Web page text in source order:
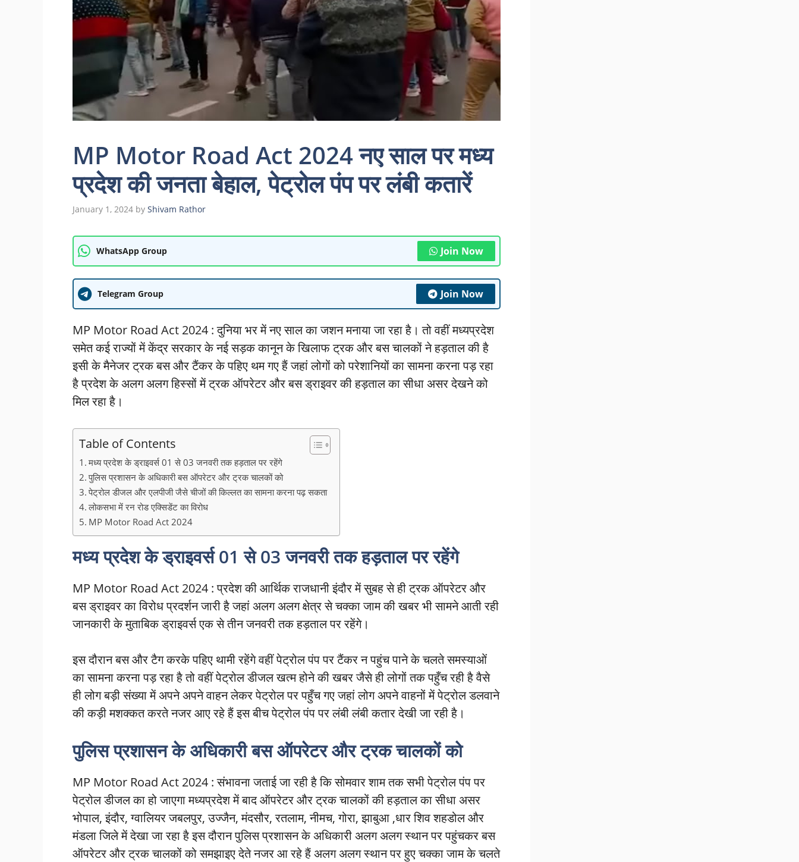
MP Motor Road Act 2024 नए साल पर मध्य
प्रदेश की जनता बेहाल, पेट्रोल पंप पर लंबी कतारें
January 1, 2024 by Shivam Rathor
WhatsApp Group Join Now
Telegram Group Join Now
MP Motor Road Act 2024 : दुनिया भर में नए साल का जशन मनाया जा रहा है। तो वहीं मध्यप्रदेश
समेत कई राज्यों में केंद्र सरकार के नई सड़क कानून के खिलाफ ट्रक और बस चालकों ने हड़ताल की है
इसी के मैनेजर ट्रक बस और टैंकर के पहिए थम गए हैं जहां लोगों को परेशानियों का सामना करना पड़ रहा
है प्रदेश के अलग अलग हिस्सों में ट्रक ऑपरेटर और बस ड्राइवर की हड़ताल का सीधा असर देखने को
मिल रहा है।
Table of Contents
मध्य प्रदेश के ड्राइवर्स 01 से 03 जनवरी तक हड़ताल पर रहेंगे
पुलिस प्रशासन के अधिकारी बस ऑपरेटर और ट्रक चालकों को
पेट्रोल डीजल और एलपीजी जैसे चीजों की किल्लत का सामना करना पढ़ सकता
लोकसभा में रन रोड एक्सिडेंट का विरोध
MP Motor Road Act 2024
मध्य प्रदेश के ड्राइवर्स 01 से 03 जनवरी तक हड़ताल पर रहेंगे
MP Motor Road Act 2024 : प्रदेश की आर्थिक राजधानी इंदौर में सुबह से ही ट्रक ऑपरेटर और
बस ड्राइवर का विरोध प्रदर्शन जारी है जहां अलग अलग क्षेत्र से चक्का जाम की खबर भी सामने आती रही
जानकारी के मुताबिक ड्राइवर्स एक से तीन जनवरी तक हड़ताल पर रहेंगे।
इस दौरान बस और टैग करके पहिए थामी रहेंगे वहीं पेट्रोल पंप पर टैंकर न पहुंच पाने के चलते समस्याओं
का सामना करना पड़ रहा है तो वहीं पेट्रोल डीजल खत्म होने की खबर जैसे ही लोगों तक पहुँच रही है वैसे
ही लोग बड़ी संख्या में अपने अपने वाहन लेकर पेट्रोल पर पहुँच गए जहां लोग अपने वाहनों में पेट्रोल डलवाने
की कड़ी मशक्कत करते नजर आए रहे हैं इस बीच पेट्रोल पंप पर लंबी लंबी कतार देखी जा रही है।
पुलिस प्रशासन के अधिकारी बस ऑपरेटर और ट्रक चालकों को
MP Motor Road Act 2024 : संभावना जताई जा रही है कि सोमवार शाम तक सभी पेट्रोल पंप पर
पेट्रोल डीजल का हो जाएगा मध्यप्रदेश में बाद ऑपरेटर और ट्रक चालकों की हड़ताल का सीधा असर
भोपाल, इंदौर, ग्वालियर जबलपुर, उज्जैन, मंदसौर, रतलाम, नीमच, गोरा, झाबुआ ,धार शिव शहडोल और
मंडला जिले में देखा जा रहा है इस दौरान पुलिस प्रशासन के अधिकारी अलग अलग स्थान पर पहुंचकर बस
ऑपरेटर और ट्रक चालकों को समझाइए देते नजर आ रहे हैं अलग अलग स्थान पर हुए चक्का जाम के चलते